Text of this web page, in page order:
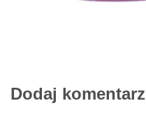
Dodaj komentarz